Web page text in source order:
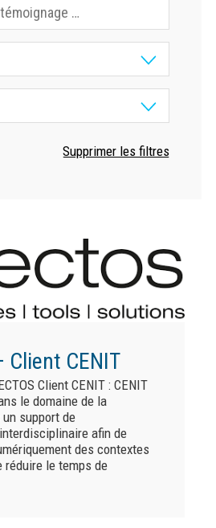
Client CENIT
Client CENIT : CENIT
le domaine de la
support de
afin de
des contextes
réduire le temps de